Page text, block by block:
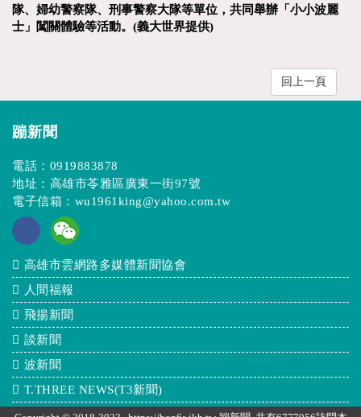
隊、婦幼警察隊、刑事警察大隊等單位，共同舉辦「小小波麗
士」闖關體驗等活動。(義大世界提供)
回上一頁
蹦新聞
電話： 0919883878
地址：高雄市苓雅區廣東一街97號
電子信箱： wu1961king@yahoo.com.tw
高雄市雲網路多媒體新聞協會
人間福報
飛揚新聞
談新聞
波新聞
T.THREE NEWS(T3新聞)